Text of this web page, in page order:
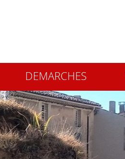
DEMARCHES